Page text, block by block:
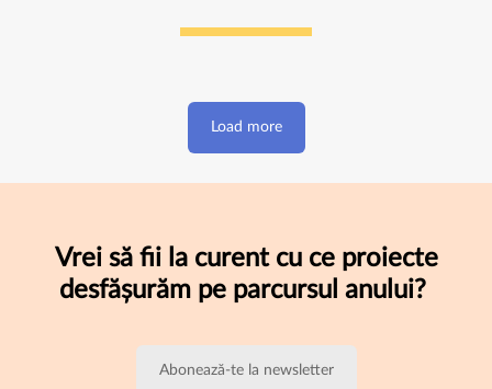
Load more
Vrei să fii la curent cu ce proiecte
desfășurăm pe parcursul anului?
Abonează-te la newsletter